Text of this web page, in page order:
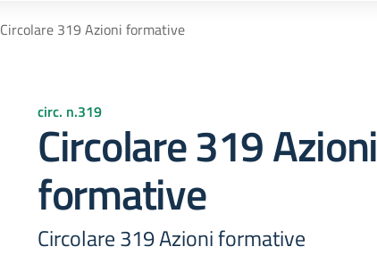
Circolare 319 Azioni formative
circ. n.319
Circolare 319 Azioni
formative
Circolare 319 Azioni formative